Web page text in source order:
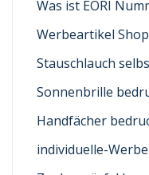
Was ist EORI
Werbeartikel Shop
Stauschlauch
Sonnenbrille
Handfächer
individuelle-